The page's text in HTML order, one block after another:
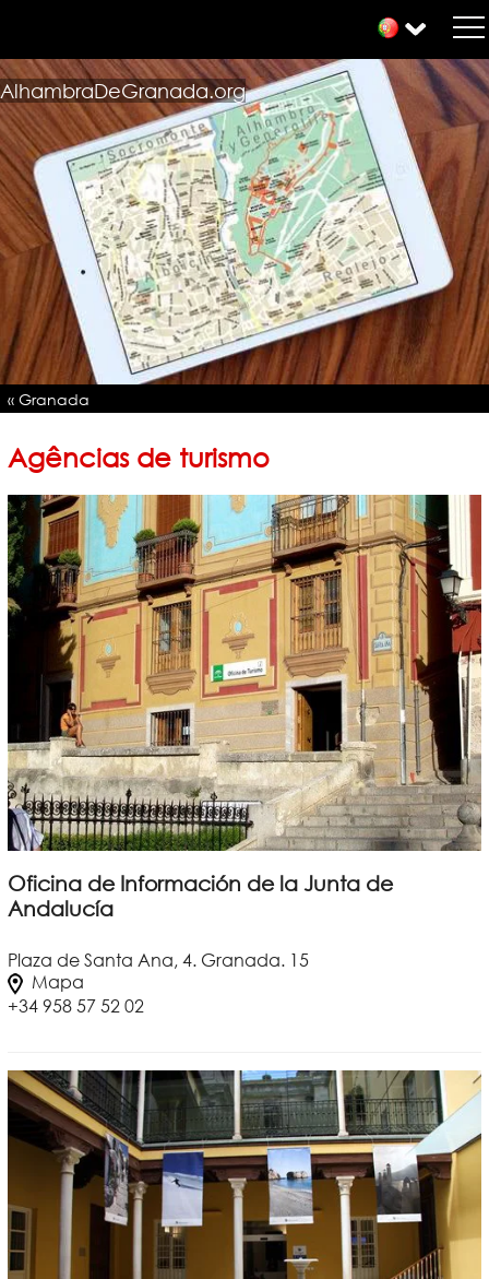
AlhambraDeGranada.org
« Granada
Agências de turismo
Oficina de Información de la Junta de
Andalucía
Plaza de Santa Ana, 4. Granada. 15
Mapa
+34 958 57 52 02